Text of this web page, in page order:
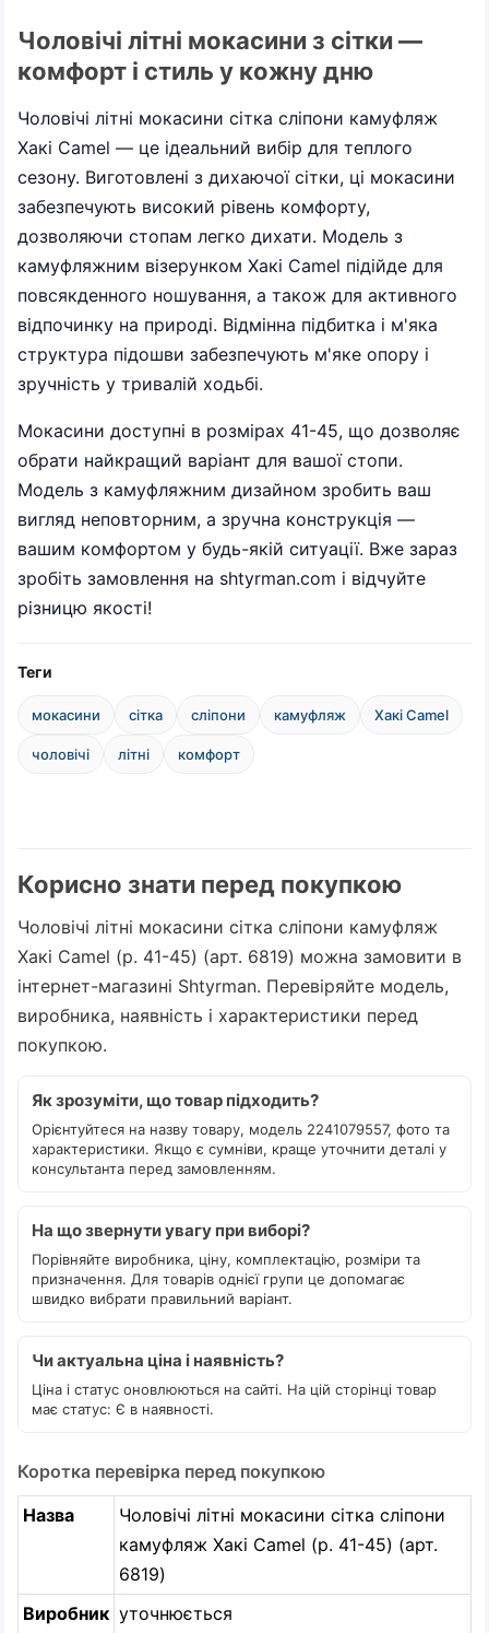
Чоловічі літні мокасини з сітки —
комфорт і стиль у кожну дню
Чоловічі літні мокасини сітка сліпони камуфляж
Хакі Camel — це ідеальний вибір для теплого
сезону. Виготовлені з дихаючої сітки, ці мокасини
забезпечують високий рівень комфорту,
дозволяючи стопам легко дихати. Модель з
камуфляжним візерунком Хакі Camel підійде для
повсякденного ношування, а також для активного
відпочинку на природі. Відмінна підбитка і м'яка
структура підошви забезпечують м'яке опору і
зручність у тривалій ходьбі.
Мокасини доступні в розмірах 41-45, що дозволяє
обрати найкращий варіант для вашої стопи.
Модель з камуфляжним дизайном зробить ваш
вигляд неповторним, а зручна конструкція —
вашим комфортом у будь-якій ситуації. Вже зараз
зробіть замовлення на shtyrman.com і відчуйте
різницю якості!
Теги
мокасини сітка сліпони камуфляж Хакі Camel
чоловічі літні комфорт
Корисно знати перед покупкою
Чоловічі літні мокасини сітка сліпони камуфляж
Хакі Camel (р. 41-45) (арт. 6819) можна замовити в
інтернет-магазині Shtyrman. Перевіряйте модель,
виробника, наявність і характеристики перед
покупкою.
Як зрозуміти, що товар підходить?
Орієнтуйтеся на назву товару, модель 2241079557, фото та
характеристики. Якщо є сумніви, краще уточнити деталі у
консультанта перед замовленням.
На що звернути увагу при виборі?
Порівняйте виробника, ціну, комплектацію, розміри та
призначення. Для товарів однієї групи це допомагає
швидко вибрати правильний варіант.
Чи актуальна ціна і наявність?
Ціна і статус оновлюються на сайті. На цій сторінці товар
має статус: Є в наявності.
Коротка перевірка перед покупкою
Назва
Чоловічі літні мокасини сітка сліпони
камуфляж Хакі Camel (р. 41-45) (арт.
6819)
Виробник уточнюється